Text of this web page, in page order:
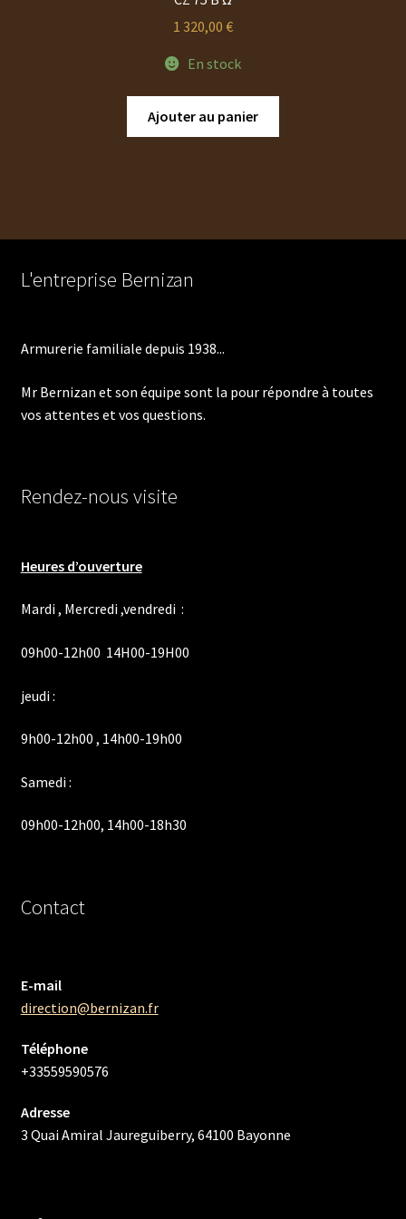
1 320,00 €
En stock
Ajouter au panier
L'entreprise Bernizan
Armurerie familiale depuis 1938...
Mr Bernizan et son équipe sont la pour répondre à toutes
vos attentes et vos questions.
Rendez-nous visite
Heures d’ouverture
Mardi , Mercredi ,vendredi :
09h00-12h00 14H00-19H00
jeudi :
9h00-12h00 , 14h00-19h00
Samedi :
09h00-12h00, 14h00-18h30
Contact
E-mail
direction@bernizan.fr
Téléphone
+33559590576
Adresse
3 Quai Amiral Jaureguiberry, 64100 Bayonne